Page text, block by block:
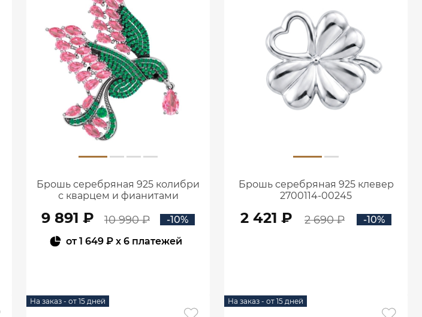
Брошь серебряная 925 колибри
с кварцем и фианитами
9 891 ₽ 10 990 ₽
-10%
от1 649 ₽x 6 платежей
Брошь серебряная 925 клевер
2700114-00245
2 421 ₽ 2 690 ₽ -10%
На заказ - от 15 дней На заказ - от 15 дней